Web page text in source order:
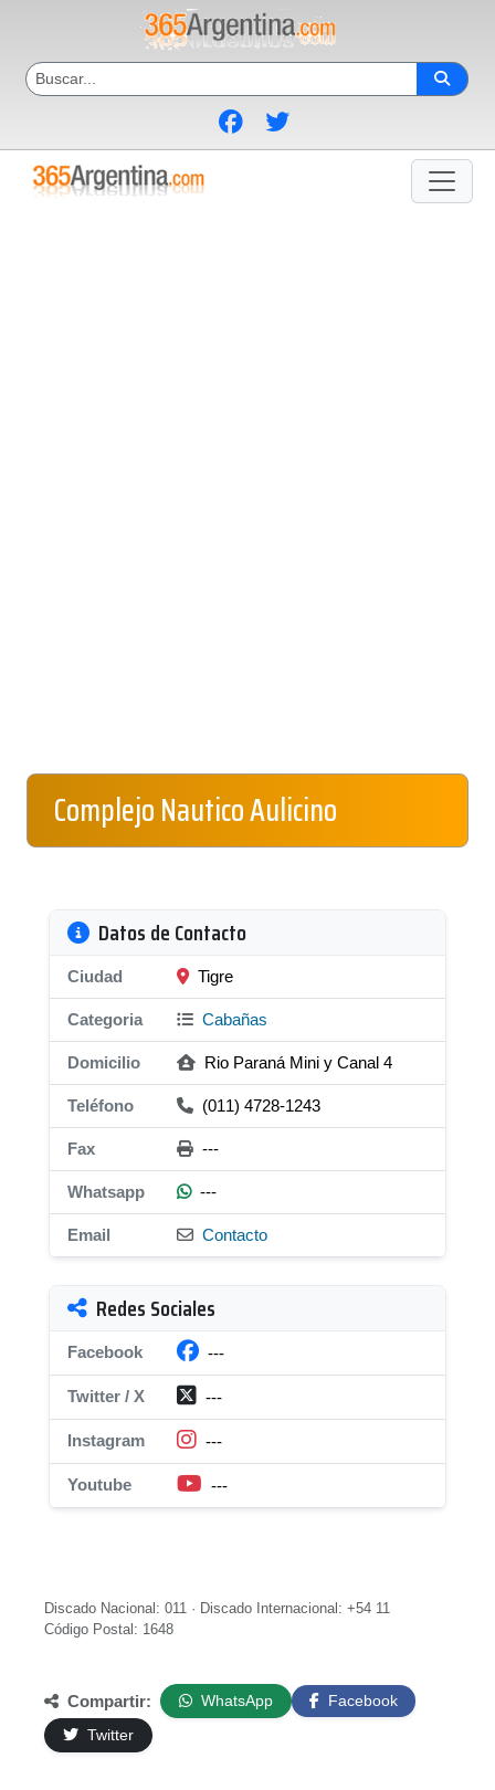
Complejo Nautico Aulicino
Datos de Contacto
Ciudad Tigre
Categoria Cabañas
Domicilio Rio Paraná Mini y Canal 4
Teléfono (011) 4728-1243
Fax ---
Whatsapp ---
Email Contacto
Redes Sociales
Facebook ---
Twitter / X ---
Instagram ---
Youtube ---
Discado Nacional: 011 · Discado Internacional: +54 11
Código Postal: 1648
Compartir: WhatsApp
Facebook
Twitter